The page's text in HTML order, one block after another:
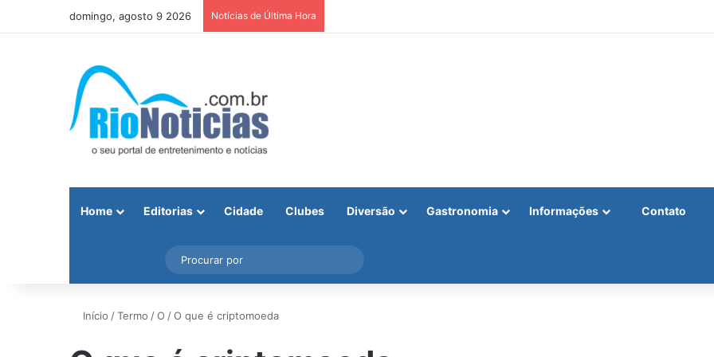
domingo, agosto 9 2026 Notícias de Última Hora
Home Editorias Cidade Clubes Diversão Gastronomia Informações Contato
Instagram
Barra Lateral
por
Início /Termo /O /O que é criptomoeda